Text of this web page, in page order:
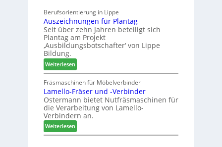
e
n
a
u
f
ü
r
W
e
m
h
ö
n
e
r
c
h
e
n
s
t
a
u
r
a
u
m
-
S
o
Berufsorientierung in Lippe
Auszeichnungen für Plantag
Seit über zehn Jahren beteiligt sich
Plantag am Projekt
‚Ausbildungsbotschafter‘ von Lippe
Bildung.
Weiterlesen:
A
u
s
z
e
i
c
h
Fräsmaschinen für Möbelverbinder
Lamello-Fräser und -Verbinder
Ostermann bietet Nutfräsmaschinen für
die Verarbeitung von Lamello-
Verbindern an.
Weiterlesen:
L